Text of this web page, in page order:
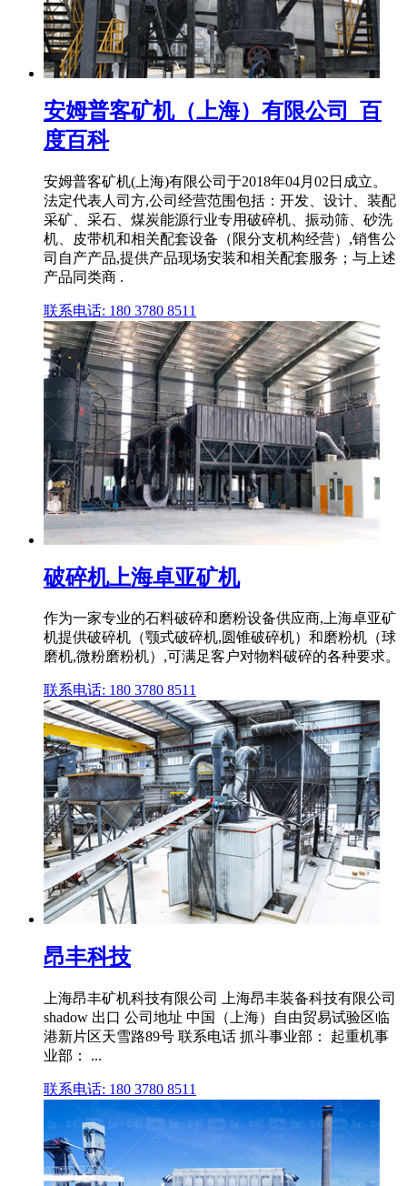
安姆普客矿机（上海）有限公司_百
度百科
安姆普客矿机(上海)有限公司于2018年04月02日成立。
法定代表人司方,公司经营范围包括：开发、设计、装配
采矿、采石、煤炭能源行业专用破碎机、振动筛、砂洗
机、皮带机和相关配套设备（限分支机构经营）,销售公
司自产产品,提供产品现场安装和相关配套服务；与上述
产品同类商 .
联系电话: 180 3780 8511
破碎机上海卓亚矿机
作为一家专业的石料破碎和磨粉设备供应商,上海卓亚矿
机提供破碎机（颚式破碎机,圆锥破碎机）和磨粉机（球
磨机,微粉磨粉机）,可满足客户对物料破碎的各种要求。
联系电话: 180 3780 8511
昂丰科技
上海昂丰矿机科技有限公司 上海昂丰装备科技有限公司
shadow 出口 公司地址 中国（上海）自由贸易试验区临
港新片区天雪路89号 联系电话 抓斗事业部： 起重机事
业部： ...
联系电话: 180 3780 8511